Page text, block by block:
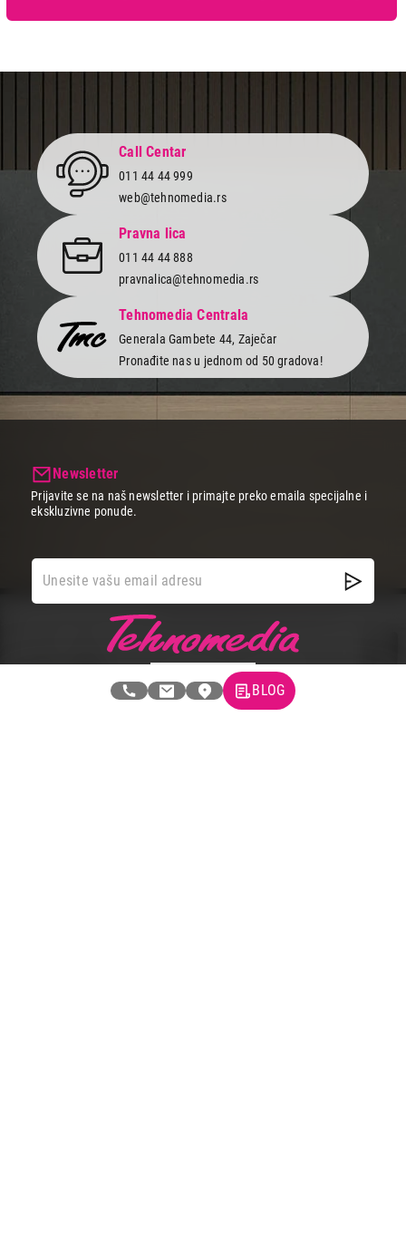
Call Centar
011 44 44 999
web@tehnomedia.rs
Pravna lica
011 44 44 888
pravnalica@tehnomedia.rs
Tehnomedia Centrala
Generala Gambete 44, Zaječar
Pronađite nas u jednom od 50 gradova!
Newsletter
Prijavite se na naš newsletter i primajte preko emaila specijalne i
ekskluzivne ponude.
BLOG